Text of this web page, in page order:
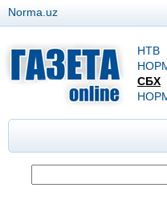
Norma.uz
НТВ
СБХ